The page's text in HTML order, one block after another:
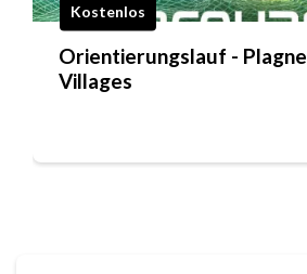
Kostenlos
Orientierungslauf - Plagne
Villages